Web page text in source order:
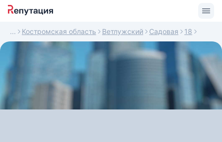
Костромская область Ветлужский Садовая 18